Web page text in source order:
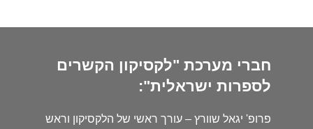
חברי מערכת "לקסיקון הקשרים
לספרות ישראלית":
פרופ' יגאל שוורץ – עורך ראשי של הלקסיקון וראש